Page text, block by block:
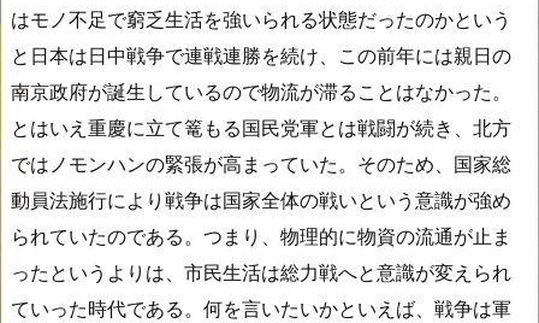
はモノ不足で窮乏生活を強いられる状態だったのかという
と日本は日中戦争で連戦連勝を続け、この前年には親日の
南京政府が誕生しているので物流が滞ることはなかった。
とはいえ重慶に立て篭もる国民党軍とは戦闘が続き、北方
ではノモンハンの緊張が高まっていた。そのため、国家総
動員法施行により戦争は国家全体の戦いという意識が強め
られていたのである。つまり、物理的に物資の流通が止ま
ったというよりは、市民生活は総力戦へと意識が変えられ
ていった時代である。何を言いたいかといえば、戦争は軍